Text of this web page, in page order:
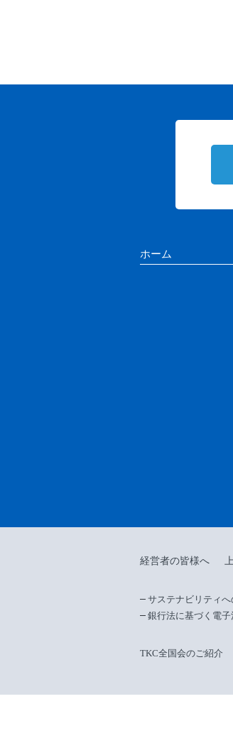
ホーム
経営者の皆様へ
サステナビリティ
銀行法に基づく電
TKC全国会のご紹介